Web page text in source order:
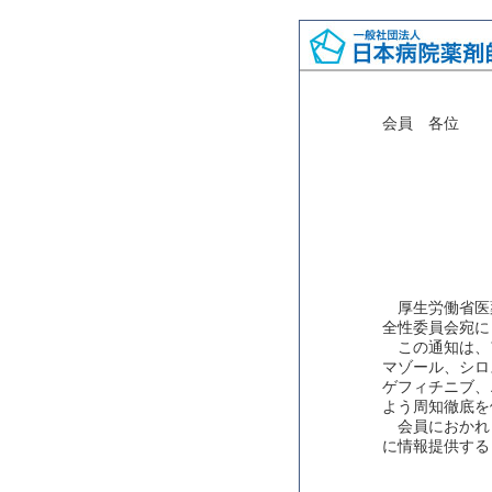
会員 各位
厚生労働省医
全性委員会宛
この通知は、
マゾール、シ
ゲフィチニブ
よう周知徹底
会員におかれ
に情報提供す